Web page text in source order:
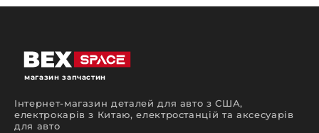
магазин запчастин
Інтернет-магазин деталей для авто з США,
електрокарів з Китаю, електростанцій та аксесуарів
для авто